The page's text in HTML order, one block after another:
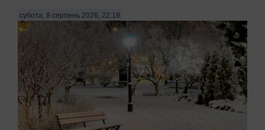
субота, 8 серпень 2026, 22:18